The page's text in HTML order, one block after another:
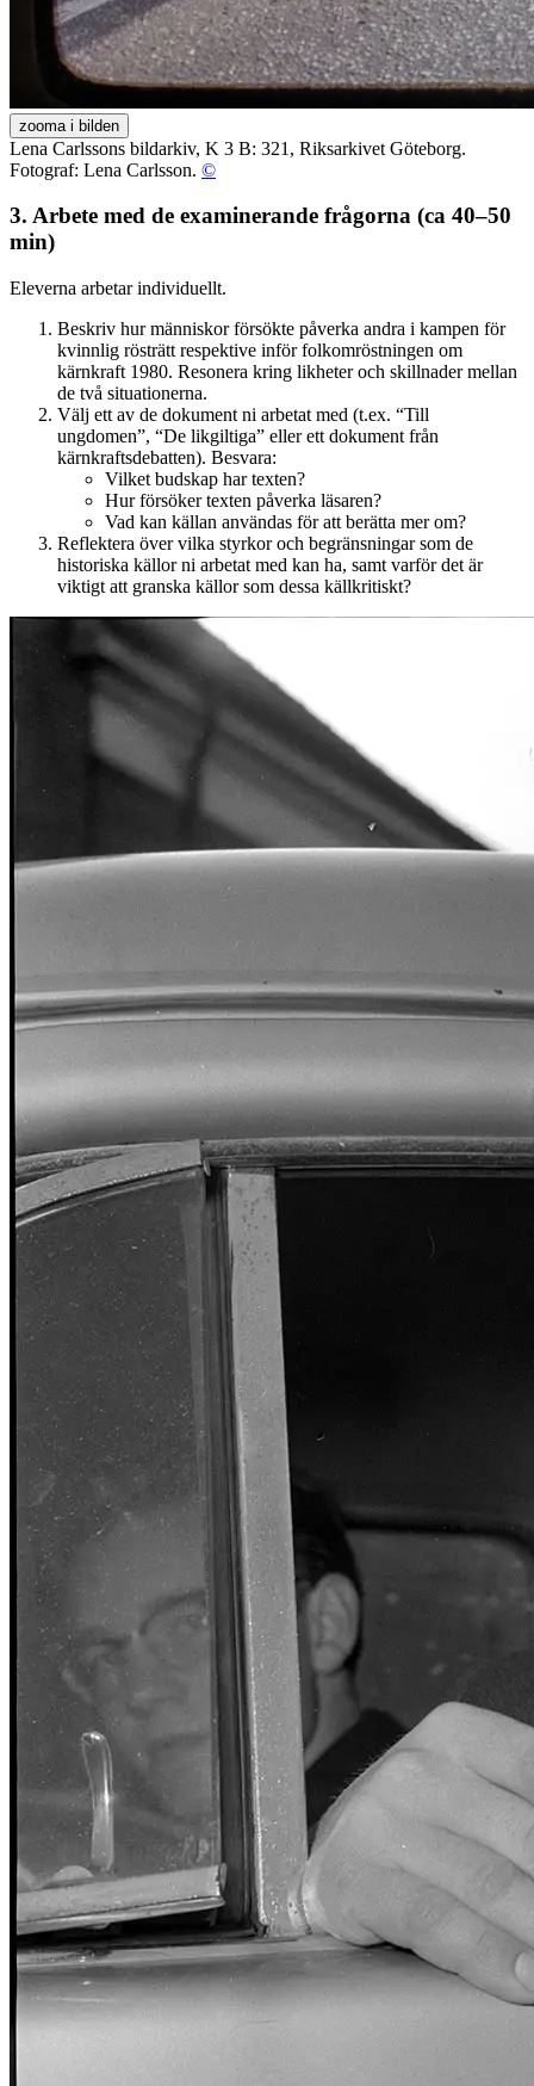
zooma i bilden
Lena Carlssons bildarkiv, K 3 B: 321, Riksarkivet Göteborg.
Fotograf: Lena Carlsson. ©
3. Arbete med de examinerande frågorna (ca 40–50
min)
Eleverna arbetar individuellt.
Beskriv hur människor försökte påverka andra i kampen för
kvinnlig rösträtt respektive inför folkomröstningen om
kärnkraft 1980. Resonera kring likheter och skillnader mellan
de två situationerna.
Välj ett av de dokument ni arbetat med (t.ex. “Till
ungdomen”, “De likgiltiga” eller ett dokument från
kärnkraftsdebatten). Besvara:
Vilket budskap har texten?
Hur försöker texten påverka läsaren?
Vad kan källan användas för att berätta mer om?
Reflektera över vilka styrkor och begränsningar som de
historiska källor ni arbetat med kan ha, samt varför det är
viktigt att granska källor som dessa källkritiskt?